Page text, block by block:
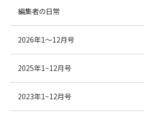
編集者の日常
2026年1〜12月号
2025年1~12月号
2023年1~12月号